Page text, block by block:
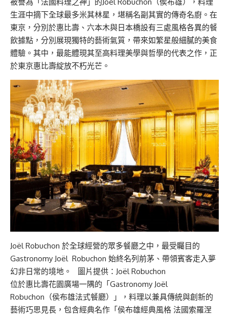
生涯中摘下全球最多米其林星，堪稱名副其實的傳奇名廚。在
東京，分別於惠比壽、六本木與日本橋設有三處風格各異的餐
飲據點，分別展現獨特的藝術氣質，帶來如繁星般細膩的美食
體驗。其中，最能體現其至高料理美學與哲學的代表之作，正
於東京惠比壽綻放不朽光芒。
Joël Robuchon 於全球經營的眾多餐廳之中，最受矚目的
Gastronomy Joël Robuchon 始終名列前茅、帶領賓客走入夢
幻非日常的境地。 圖片提供：Joël Robuchon
位於惠比壽花園廣場一隅的「Gastronomy Joël
Robuchon（侯布雄法式餐廳）」，料理以兼具傳統與創新的
藝術巧思見長，包含經典名作「侯布雄經典風格 法國索羅涅